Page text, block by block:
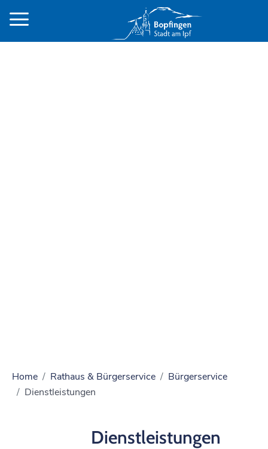
Home Rathaus & Bürgerservice
Bürgerservice
Dienstleistungen
Dienstleistungen